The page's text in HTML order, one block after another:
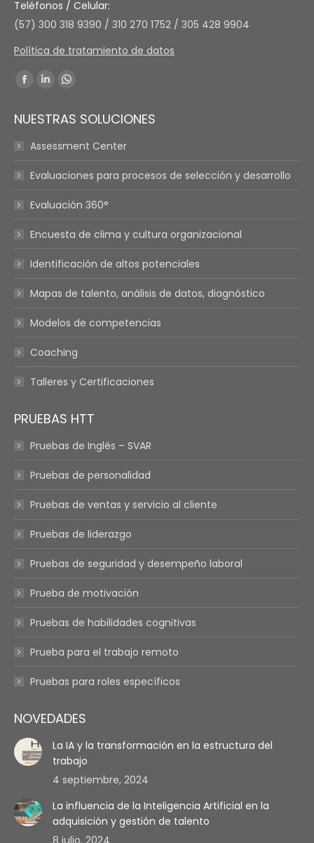
Teléfonos / Celular:
(57) 300 318 9390 / 310 270 1752 / 305 428 9904
Política de tratamiento de datos
Find us on:
Facebook
opens
in
window
Linkedin
opens
in
window
Whatsapp
opens
in
window
NUESTRAS SOLUCIONES
Assessment Center
Evaluaciones para procesos de selección y desarrollo
Evaluación 360°
Encuesta de clima y cultura organizacional
Identificación de altos potenciales
Mapas de talento, análisis de datos, diagnóstico
Modelos de competencias
Coaching
Talleres y Certificaciones
PRUEBAS HTT
Pruebas de Inglés – SVAR
Pruebas de personalidad
Pruebas de ventas y servicio al cliente
Pruebas de liderazgo
Pruebas de seguridad y desempeño laboral
Prueba de motivación
Pruebas de habilidades cognitivas
Prueba para el trabajo remoto
Pruebas para roles específicos
NOVEDADES
La IA y la transformación en la estructura del
trabajo
4 septiembre, 2024
La influencia de la Inteligencia Artificial en la
adquisición y gestión de talento
8 julio, 2024